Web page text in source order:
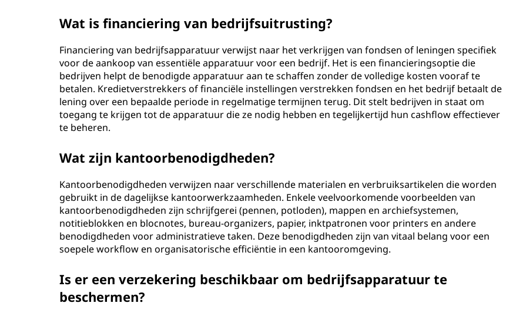
Wat is financiering van bedrijfsuitrusting?
Financiering van bedrijfsapparatuur verwijst naar het verkrijgen van fondsen of leningen specifiek
voor de aankoop van essentiële apparatuur voor een bedrijf. Het is een financieringsoptie die
bedrijven helpt de benodigde apparatuur aan te schaffen zonder de volledige kosten vooraf te
betalen. Kredietverstrekkers of financiële instellingen verstrekken fondsen en het bedrijf betaalt de
lening over een bepaalde periode in regelmatige termijnen terug. Dit stelt bedrijven in staat om
toegang te krijgen tot de apparatuur die ze nodig hebben en tegelijkertijd hun cashflow effectiever
te beheren.
Wat zijn kantoorbenodigdheden?
Kantoorbenodigdheden verwijzen naar verschillende materialen en verbruiksartikelen die worden
gebruikt in de dagelijkse kantoorwerkzaamheden. Enkele veelvoorkomende voorbeelden van
kantoorbenodigdheden zijn schrijfgerei (pennen, potloden), mappen en archiefsystemen,
notitieblokken en blocnotes, bureau-organizers, papier, inktpatronen voor printers en andere
benodigdheden voor administratieve taken. Deze benodigdheden zijn van vitaal belang voor een
soepele workflow en organisatorische efficiëntie in een kantooromgeving.
Is er een verzekering beschikbaar om bedrijfsapparatuur te
beschermen?